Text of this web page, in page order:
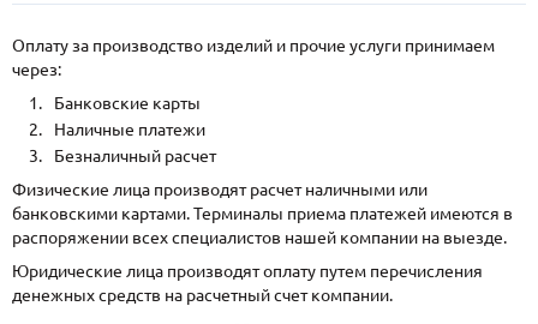
Оплату за производство изделий и прочие услуги принимаем
через:
Банковские карты
Наличные платежи
Безналичный расчет
Физические лица производят расчет наличными или
банковскими картами. Терминалы приема платежей имеются в
распоряжении всех специалистов нашей компании на выезде.
Юридические лица производят оплату путем перечисления
денежных средств на расчетный счет компании.